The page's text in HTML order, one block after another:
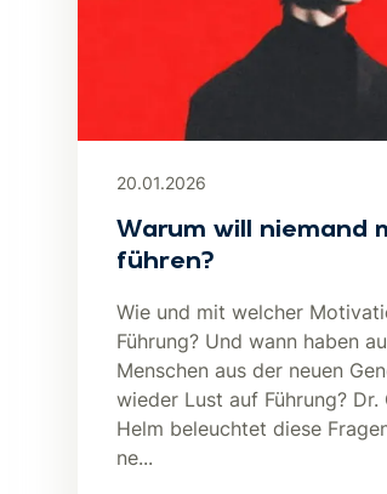
20.01.2026
Warum will niemand
führen?
Wie und mit welcher
Führung? Und wann haben
Menschen aus der neuen
wieder Lust auf Führung? Dr.
Helm beleuchtet diese
ne...